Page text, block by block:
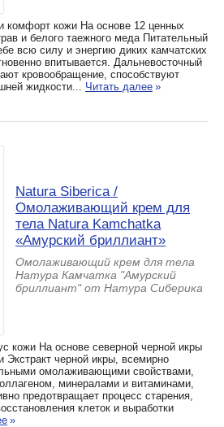
комфорт кожи На основе 12 ценных
и белого таежного меда Питательный
всю силу и энергию диких камчатских
впитывается. Дальневосточный
кровообращение, способствуют
жидкости... Читать далее »
Natura Siberica /
Омолаживающий крем для
тела Natura Kamchatka
«Амурский бриллиант»
Омолаживающий крем для тела
Натура Камчатка "Амурский
бриллиант" от Натура Сиберика
кожи На основе северной черной икры
Экстракт черной икры, всемирно
омолаживающими свойствами,
минералами и витаминами,
предотвращает процесс старения,
клеток и выработки
»